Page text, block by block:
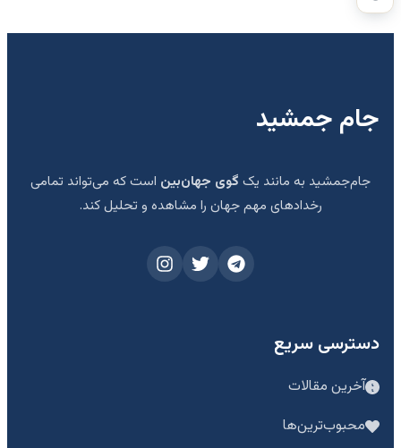
جام جمشید
جام‌جمشید به مانند یک گوی جهان‌بین است که می‌تواند تمامی
رخدادهای مهم جهان را مشاهده و تحلیل کند.
دسترسی سریع
آخرین مقالات
محبوب‌ترین‌ها